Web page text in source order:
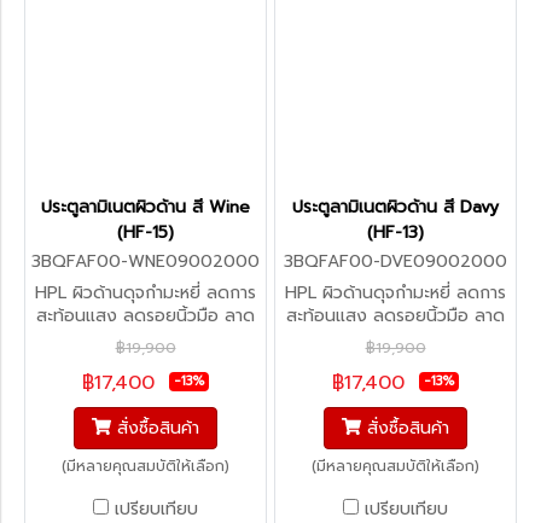
ประตูลามิเนตผิวด้าน สี Wine
(HF-15)
3BQFAF00-WNE09002000
HPL ผิวด้านดุจกำมะหยี่ ลดการ
สะท้อนแสง ลดรอยนิ้วมือ ลาด
การละสมแบคทีเรีย (สั่งผลิต)
฿19,900
฿17,400 -13%
สั่งซื้อสินค้า
(มีหลายคุณสมบัติให้เลือก)
เปรียบเทียบ
ประตูลามิเนตผิวด้าน สี Davy
(HF-13)
3BQFAF00-DVE09002000
HPL ผิวด้านดุจกำมะหยี่ ลดการ
สะท้อนแสง ลดรอยนิ้วมือ ลาด
การละสมแบคทีเรีย (สั่งผลิต)
฿19,900
฿17,400 -13%
สั่งซื้อสินค้า
(มีหลายคุณสมบัติให้เลือก)
เปรียบเทียบ